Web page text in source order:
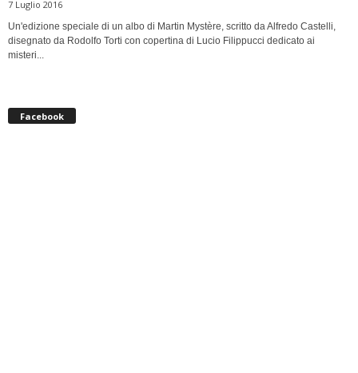
7 Luglio 2016
Un'edizione speciale di un albo di Martin Mystère, scritto da Alfredo Castelli,
disegnato da Rodolfo Torti con copertina di Lucio Filippucci dedicato ai
misteri...
Facebook